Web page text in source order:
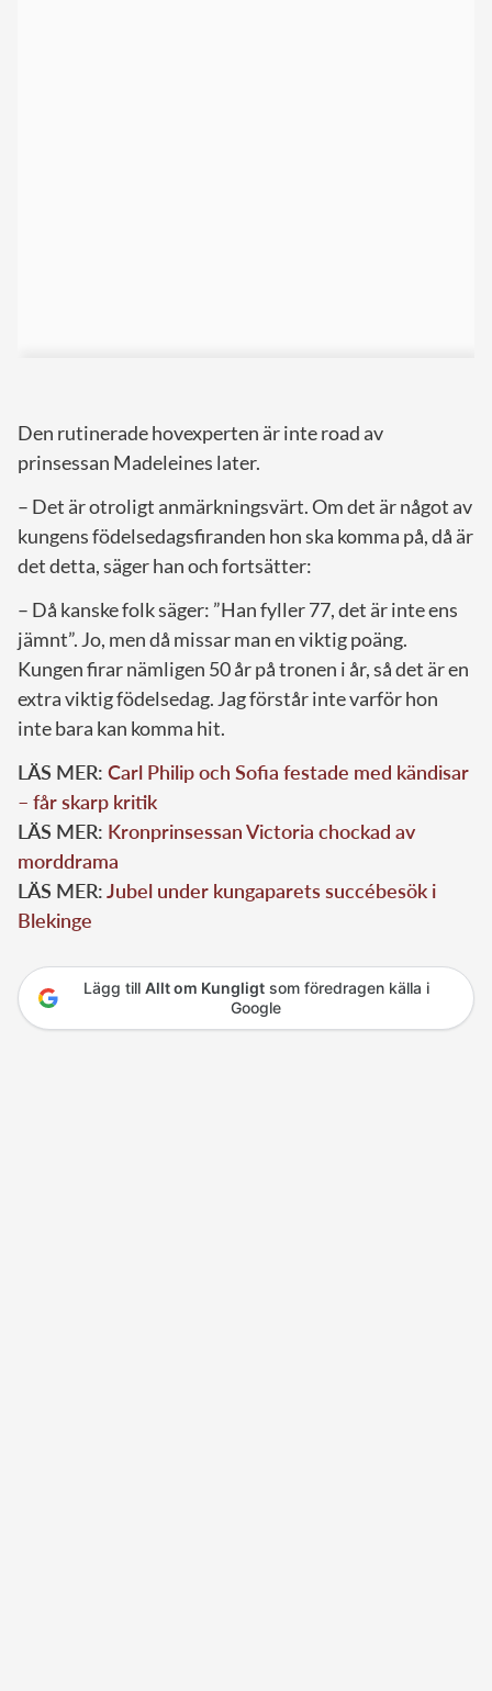
Den rutinerade hovexperten är inte road av
prinsessan Madeleines later.
– Det är otroligt anmärkningsvärt. Om det är något av
kungens födelsedagsfiranden hon ska komma på, då är
det detta, säger han och fortsätter:
– Då kanske folk säger: ”Han fyller 77, det är inte ens
jämnt”. Jo, men då missar man en viktig poäng.
Kungen firar nämligen 50 år på tronen i år, så det är en
extra viktig födelsedag. Jag förstår inte varför hon
inte bara kan komma hit.
LÄS MER: Carl Philip och Sofia festade med kändisar
– får skarp kritik
LÄS MER: Kronprinsessan Victoria chockad av
morddrama
LÄS MER:Jubel under kungaparets succébesök i
Blekinge
Lägg till Allt om Kungligtsom föredragen källa i
Google